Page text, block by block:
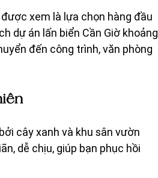
được xem là lựa chọn hàng đầu
dự án lấn biển Cần Giờ khoảng
đến công trình, văn phòng
cây xanh và khu sân vườn
dễ chịu, giúp bạn phục hồi